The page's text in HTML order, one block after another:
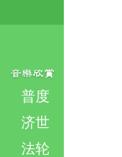
普度
济世
法轮